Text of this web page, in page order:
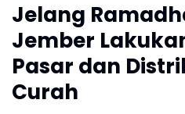
Jelang
Jember
Pasar dan
Curah